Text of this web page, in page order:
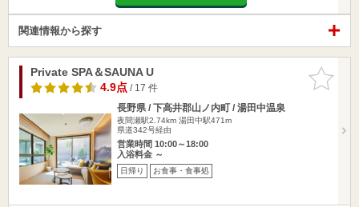
関連情報から探す
お気に入
りに追加
Private SPA＆SAUNA U
4.9点/ 17 件
長野県 / 下高井郡山ノ内町 / 湯田中温泉
夜間瀬駅2.74km 湯田中駅471m
県道342号経由
営業時間 10:00～18:00
入浴料金 ～
日帰り お食事・食事処